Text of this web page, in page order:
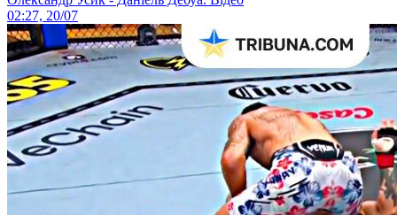
02:27, 20/07